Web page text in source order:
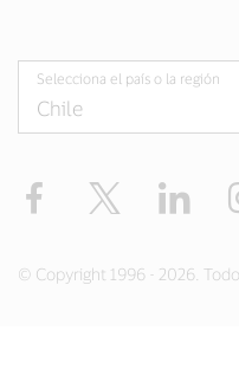
Selecciona el país o la región
Facebook Twitter
© Copyright 1996 - 2026.